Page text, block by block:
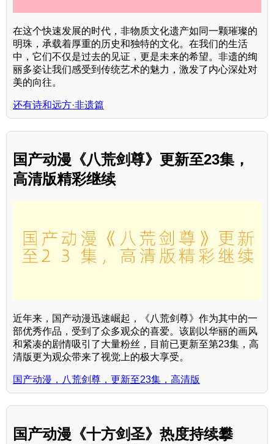
在这个快速发展的时代，非物质文化遗产如同一颗璀璨的
明珠，承载着厚重的历史和独特的文化。在我们的生活
中，它们不仅是过去的见证，更是未来的希望。非遗的绚
丽多姿让我们感受到传统艺术的魅力，激发了内心深处对
美的向往。
还有诗和远方·非遗篇
国产动漫《八荒剑尊》更新至23集，
高清版精彩继续
近年来，国产动漫迅速崛起，《八荒剑尊》作为其中的一
部优秀作品，受到了众多观众的喜爱。该剧以华丽的画风
和紧凑的剧情吸引了大量粉丝，目前已更新至第23集，高
清版更为观众带来了视觉上的极大享受。
国产动漫，八荒剑尊，更新至23集，高清版
国产动漫《十方剑圣》热度持续攀